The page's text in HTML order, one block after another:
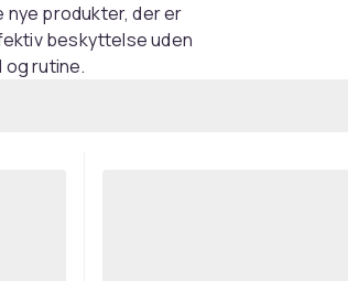
produkter, der er
beskyttelse uden
og rutine.